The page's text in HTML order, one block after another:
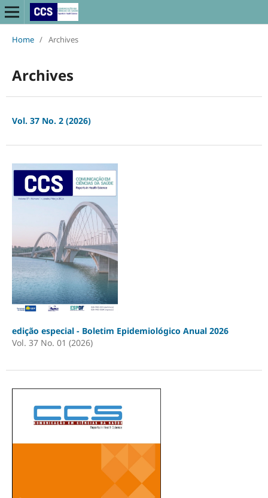
Home / Archives
Archives
Vol. 37 No. 2 (2026)
edição especial - Boletim Epidemiológico Anual 2026
Vol. 37 No. 01 (2026)